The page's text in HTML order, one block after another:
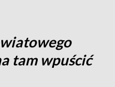
tam wpuścić